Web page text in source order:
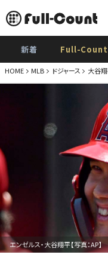
新着 Full-Count
HOME MLB ドジャース 大谷
エンゼルス・大谷翔平【写真：AP】